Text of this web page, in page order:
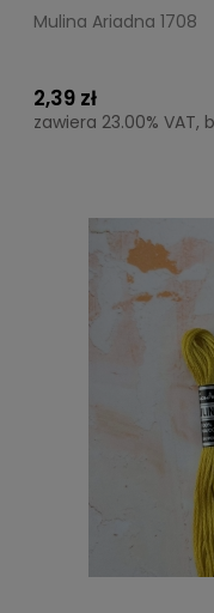
Mulina Ariadna 1708
2,39 zł
zawiera 23.00%